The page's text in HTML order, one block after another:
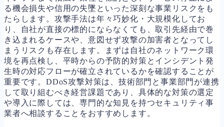
る機会損失や信用の失墜といった深刻な事業リスクをも
たらします。攻撃手法は年々巧妙化・大規模化してお
り、自社が直接の標的にならなくても、取引先経由で巻
き込まれるケースや、意図せず攻撃の加害者となってし
まうリスクも存在します。まずは自社のネットワーク環
境を再点検し、平時からの予防的対策とインシデント発
生時の対応フローが確立されているかを確認することが
重要です。DDoS攻撃対策は、技術部門と事業部門が連携
して取り組むべき経営課題であり、具体的な対策の選定
や導入に際しては、専門的な知見を持つセキュリティ事
業者へ相談することをおすすめします。